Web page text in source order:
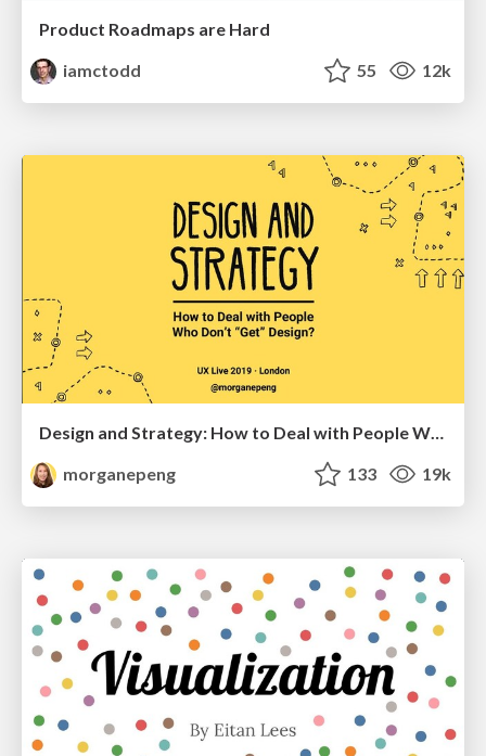
Product Roadmaps are Hard
iamctodd
55 12k
Design and Strategy: How to Deal with People Who Don’t "Get" Design
morganepeng
133 19k